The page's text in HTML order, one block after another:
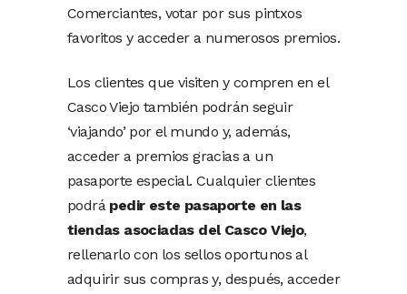
Comerciantes, votar por sus pintxos
favoritos y acceder a numerosos premios.
Los clientes que visiten y compren en el
Casco Viejo también podrán seguir
‘viajando’ por el mundo y, además,
acceder a premios gracias a un
pasaporte especial. Cualquier clientes
podrápedir este pasaporte en las
tiendas asociadas del Casco Viejo,
rellenarlo con los sellos oportunos al
adquirir sus compras y, después, acceder